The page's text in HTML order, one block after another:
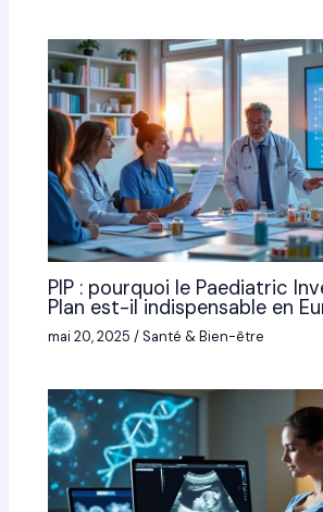
PIP : pourquoi le Paediatric
Plan est-il indispensable en
mai 20, 2025/Santé & Bien-être